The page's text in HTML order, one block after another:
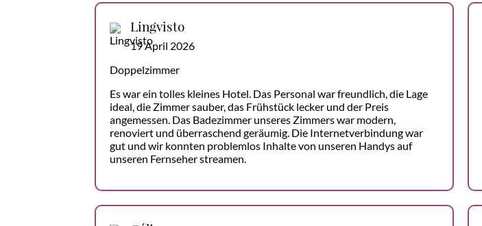
Lingvisto
19 April 2026
Doppelzimmer
Es war ein tolles kleines Hotel. Das Personal war freundlich, die Lage
ideal, die Zimmer sauber, das Frühstück lecker und der Preis
angemessen. Das Badezimmer unseres Zimmers war modern,
renoviert und überraschend geräumig. Die Internetverbindung war
gut und wir konnten problemlos Inhalte von unseren Handys auf
unseren Fernseher streamen.